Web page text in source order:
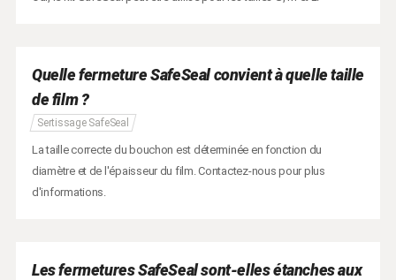
Quelle fermeture SafeSeal convient à quelle taille
de film ?
Sertissage SafeSeal
La taille correcte du bouchon est déterminée en fonction du
diamètre et de l'épaisseur du film. Contactez-nous pour plus
d'informations.
Les fermetures SafeSeal sont-elles étanches aux